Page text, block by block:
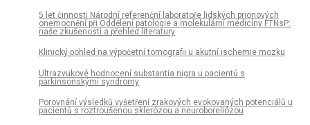
5 let činnosti Národní referenční laboratoře lidských prionových
onemocnění při Oddělení patologie a molekulární medicíny FTNsP:
naše zkušenosti a přehled literatury
Klinický pohled na výpočetní tomografii u akutní ischemie mozku
Ultrazvukové hodnocení substantia nigra u pacientů s
parkinsonskými syndromy
Porovnání výsledků vyšetření zrakových evokovaných potenciálů u
pacientů s roztroušenou sklerózou a neuroboreliózou